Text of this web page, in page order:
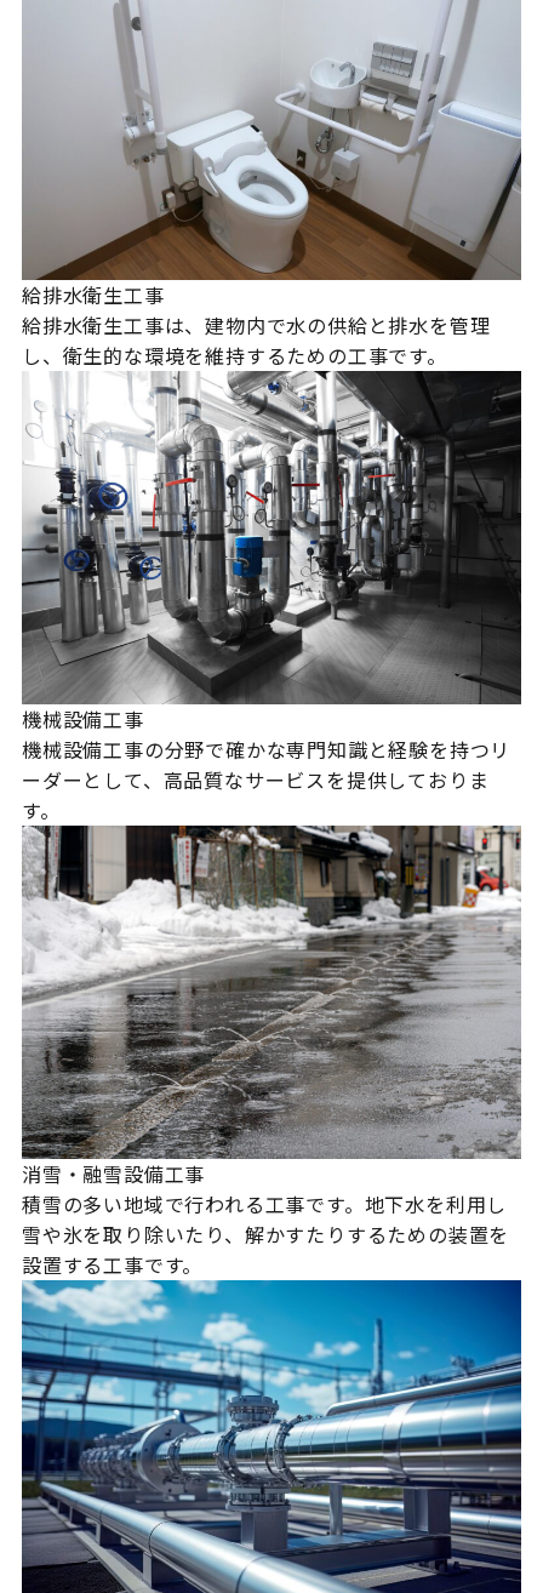
給排水衛生工事
給排水衛生工事は、建物内で水の供給と排水を管理
し、衛生的な環境を維持するための工事です。
機械設備工事
機械設備工事の分野で確かな専門知識と経験を持つリ
ーダーとして、高品質なサービスを提供しておりま
す。
消雪・融雪設備工事
積雪の多い地域で行われる工事です。地下水を利用し
雪や氷を取り除いたり、解かすたりするための装置を
設置する工事です。